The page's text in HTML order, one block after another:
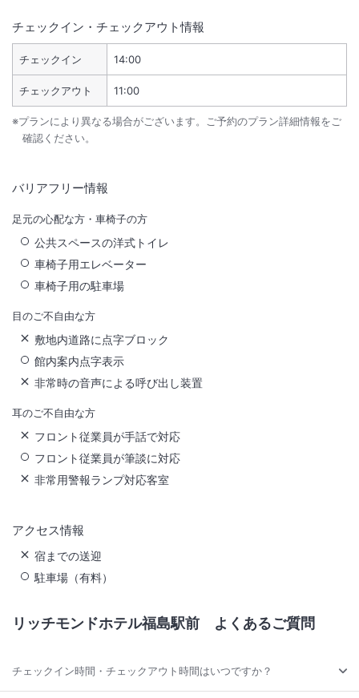
チェックイン・チェックアウト情報
チェックイン 14:00
チェックアウト 11:00
※プランにより異なる場合がございます。ご予約のプラン詳細情報をご
確認ください。
バリアフリー情報
足元の心配な方・車椅子の方
公共スペースの洋式トイレ
車椅子用エレベーター
車椅子用の駐車場
目のご不自由な方
敷地内道路に点字ブロック
館内案内点字表示
非常時の音声による呼び出し装置
耳のご不自由な方
フロント従業員が手話で対応
フロント従業員が筆談に対応
非常用警報ランプ対応客室
アクセス情報
宿までの送迎
駐車場（有料）
リッチモンドホテル福島駅前 よくあるご質問
チェックイン時間・チェックアウト時間はいつですか？